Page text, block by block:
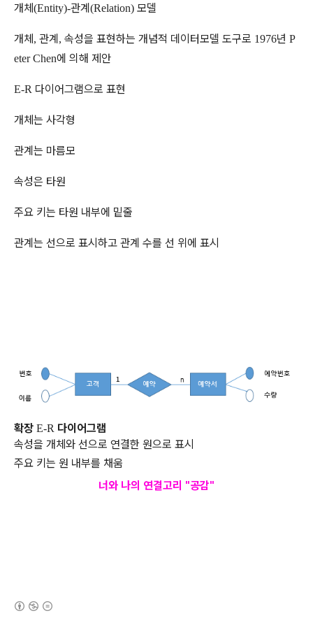
개체(Entity)-관계 (Relation) 모델
개체 , 관계 , 속성을 표현하는 개념적 데이터모델 도구로 1976년 P
eter Chen에 의해 제안
E-R 다이어그램으로 표현
개체는 사각형
관계는 마름모
속성은 타원
주요 키는 타원 내부에 밑줄
관계는 선으로 표시하고 관계 수를 선 위에 표시
확장 E-R 다이어그램
속성을 개체와 선으로 연결한 원으로 표시
주요 키는 원 내부를 채움
너와 나의 연결고리 "공감"